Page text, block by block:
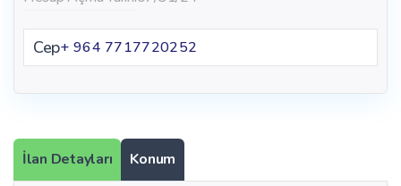
Cep+ 964 7717720252
İlan Detayları Konum